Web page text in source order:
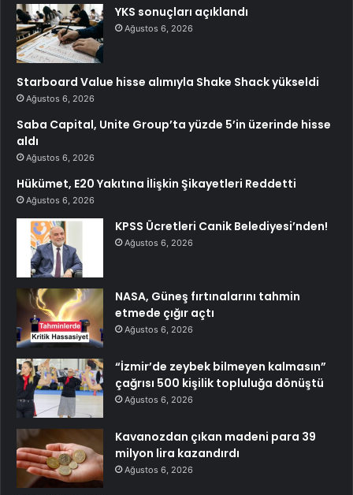
YKS sonuçları açıklandı
Ağustos 6, 2026
Starboard Value hisse alımıyla Shake Shack yükseldi
Ağustos 6, 2026
Saba Capital, Unite Group’ta yüzde 5’in üzerinde hisse
aldı
Ağustos 6, 2026
Hükümet, E20 Yakıtına İlişkin Şikayetleri Reddetti
Ağustos 6, 2026
KPSS Ücretleri Canik Belediyesi’nden!
Ağustos 6, 2026
NASA, Güneş fırtınalarını tahmin
etmede çığır açtı
Ağustos 6, 2026
“İzmir’de zeybek bilmeyen kalmasın”
çağrısı 500 kişilik topluluğa dönüştü
Ağustos 6, 2026
Kavanozdan çıkan madeni para 39
milyon lira kazandırdı
Ağustos 6, 2026